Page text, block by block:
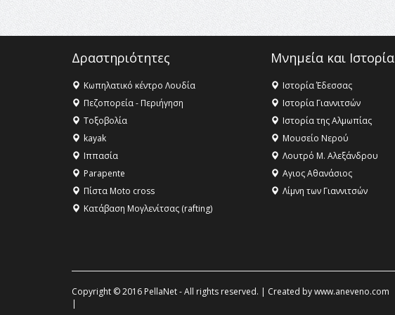
Δραστηριότητες
Κωπηλατικό κέντρο Λουδία
Πεζοπορεία - Περιήγηση
Τοξοβολία
kayak
Ιππασία
Parapente
Πίστα Moto cross
Κατάβαση Μογλενίτσας (rafting)
Μνημεία και Ιστορία
Ιστορία Έδεσσας
Ιστορία Γιαννιτσών
Ιστορία της Αλμωπίας
Μουσείο Νερού
Λουτρό Μ. Αλεξάνδρου
Αγιος Αθανάσιος
Λίμνη των Γιαννιτσών
Copyright © 2016 PellaNet - All rights reserved. | Created bywww.aneveno.com
|